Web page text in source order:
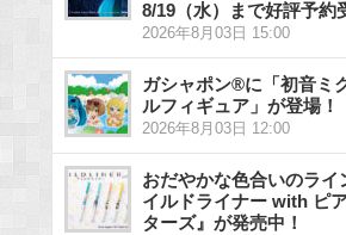
8/19（水）まで好評予約
2026年8月03日 15:00
ガシャポン®に「初音ミ
ルフィギュア」が登場！
2026年8月03日 12:00
おだやかな色合いのライ
イルドライナー with ピ
ターズ』が発売中！